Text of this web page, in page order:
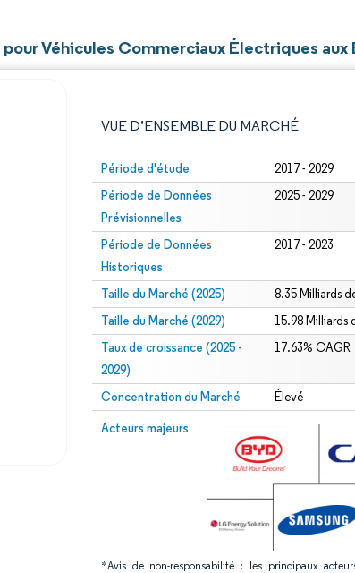
Véhicules Commerciaux Électriques aux
VUE D’ENSEMBLE DU MARCHÉ
Période d'étude 2017 - 2029
Période de Données
Prévisionnelles
2025 - 2029
Période de Données
Historiques
2017 - 2023
Taille du Marché (2025) 8.35 Milliards
Taille du Marché (2029) 15.98 Milliards
Taux de croissance (2025 -
2029)
17.63% CAGR
Concentration du Marché Élevé
Acteurs majeurs
*Avis de non-responsabilité : les principaux
Image © Mordor Intelligence. La réutilisation nécessite
réutilisation nécessite une attribution sous CC BY 4.0.